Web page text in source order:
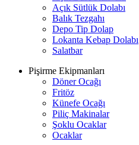
Açık Sütlük Dolabı
Balık Tezgahı
Depo Tip Dolap
Lokanta Kebap Dolabı
Salatbar
Pişirme Ekipmanları
Döner Ocağı
Fritöz
Künefe Ocağı
Piliç Makinalar
Şoklu Ocaklar
Ocaklar